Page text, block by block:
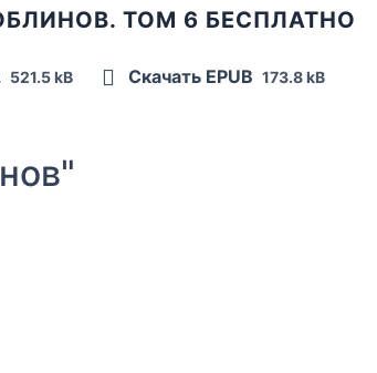
ТОМ 6 БЕСПЛАТНО
521.5 kB Скачать EPUB 173.8 kB